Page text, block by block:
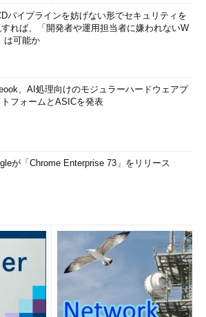
パイプラインを妨げない形でセキュリティを
れば、「開発者や運用担当者に嫌われないW
は可能か
、AI処理向けのモジュラーハードウェアプ
トフォームとASICを発表
が「Chrome Enterprise 73」をリリース